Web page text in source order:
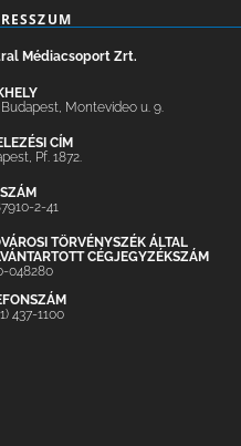
Médiacsoport Zrt.
Budapest, Montevideo u. 9.
CÍM
Pf. 1872.
2-41
TÖRVÉNYSZÉK ÁLTAL
CÉGJEGYZÉKSZÁM
048280
437-1100